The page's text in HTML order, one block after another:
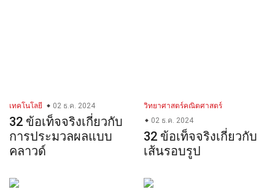
เทคโนโลยี 02 ธ.ค. 2024
32 ข้อเท็จจริงเกี่ยวกับ
การประมวลผลแบบ
คลาวด์
วิทยาศาสตร์คณิตศาสตร์
02 ธ.ค. 2024
32 ข้อเท็จจริงเกี่ยวกับ
เส้นรอบรูป